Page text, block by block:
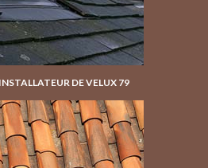
DE VELUX 79